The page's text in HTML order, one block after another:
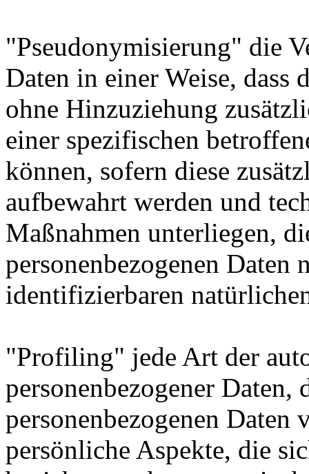
"Pseudonymisierung" die
Daten in einer Weise, dass
ohne Hinzuziehung
einer spezifischen
können, sofern diese
aufbewahrt werden und
Maßnahmen unterliegen,
personenbezogenen
identifizierbaren
"Profiling" jede Art der
personenbezogener Daten,
personenbezogenen Daten
persönliche Aspekte, die